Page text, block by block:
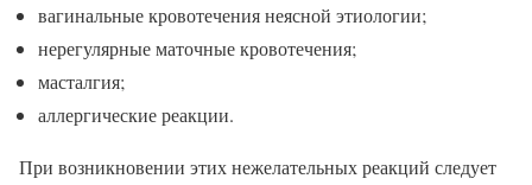
вагинальные кровотечения неясной этиологии;
нерегулярные маточные кровотечения;
масталгия;
аллергические реакции.
При возникновении этих нежелательных реакций следует